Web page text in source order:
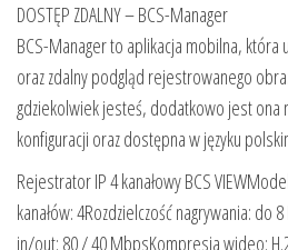
DOSTĘP ZDALNY – BCS-Manager
BCS-Manager to aplikacja mobilna, która
oraz zdalny podgląd rejestrowanego
gdziekolwiek jesteś, dodatkowo jest ona
konfiguracji oraz dostępna w języku
Rejestrator IP 4 kanałowy BCS
kanałów: 4Rozdzielczość nagrywania: do
in/out: 80 / 40 MbpsKompresja wideo: